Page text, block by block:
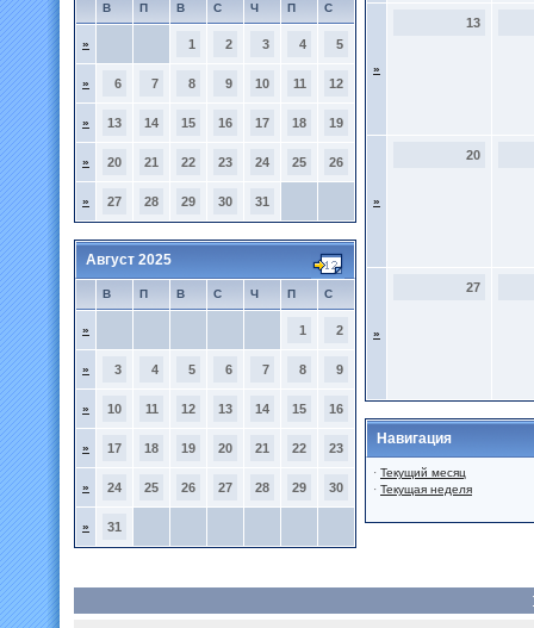
В П В С Ч П С
» 1 2 3 4 5
» 6 7 8 9 10 11 12
» 13 14 15 16 17 18 19
» 20 21 22 23 24 25 26
» 27 28 29 30 31
Август 2025
В П В С Ч П С
» 1 2
» 3 4 5 6 7 8 9
» 10 11 12 13 14 15 16
» 17 18 19 20 21 22 23
» 24 25 26 27 28 29 30
» 31
»
13
»
20
»
27
Навигация
· Текущий месяц
· Текущая неделя